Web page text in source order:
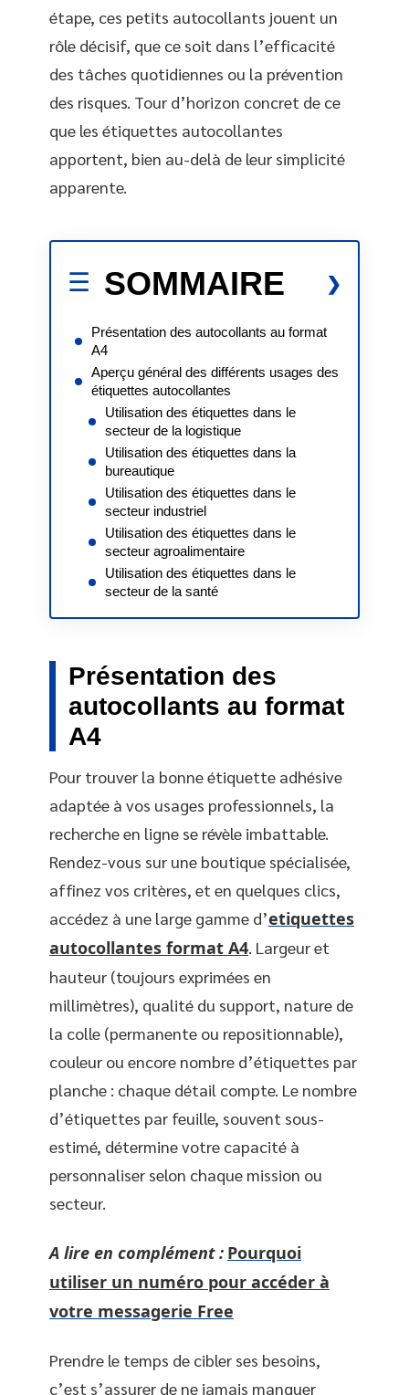
étape, ces petits autocollants jouent un
rôle décisif, que ce soit dans l’efficacité
des tâches quotidiennes ou la prévention
des risques. Tour d’horizon concret de ce
que les étiquettes autocollantes
apportent, bien au-delà de leur simplicité
apparente.
SOMMAIRE
Présentation des autocollants au format
A4
Aperçu général des différents usages des
étiquettes autocollantes
Utilisation des étiquettes dans le
secteur de la logistique
Utilisation des étiquettes dans la
bureautique
Utilisation des étiquettes dans le
secteur industriel
Utilisation des étiquettes dans le
secteur agroalimentaire
Utilisation des étiquettes dans le
secteur de la santé
Présentation des
autocollants au format
A4
Pour trouver la bonne étiquette adhésive
adaptée à vos usages professionnels, la
recherche en ligne se révèle imbattable.
Rendez-vous sur une boutique spécialisée,
affinez vos critères, et en quelques clics,
accédez à une large gamme d’etiquettes
autocollantes format A4. Largeur et
hauteur (toujours exprimées en
millimètres), qualité du support, nature de
la colle (permanente ou repositionnable),
couleur ou encore nombre d’étiquettes par
planche : chaque détail compte. Le nombre
d’étiquettes par feuille, souvent sous-
estimé, détermine votre capacité à
personnaliser selon chaque mission ou
secteur.
A lire en complément : Pourquoi
utiliser un numéro pour accéder à
votre messagerie Free
Prendre le temps de cibler ses besoins,
c’est s’assurer de ne jamais manquer